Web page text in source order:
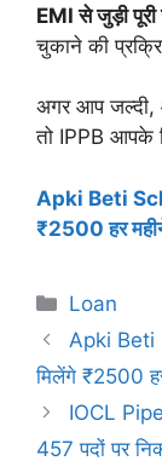
EMI से जुड़ी पूरी
चुकाने की
अगर आप जल्दी,
तो IPPB आपके
Apki Beti
₹2500 हर
Categories
Loan
Apki Beti
मिलेंगे ₹2500
IOCL
457 पदों पर